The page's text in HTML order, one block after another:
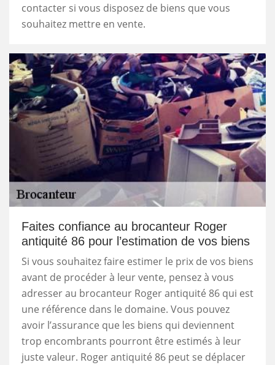
contacter si vous disposez de biens que vous
souhaitez mettre en vente.
Faites confiance au brocanteur Roger
antiquité 86 pour l’estimation de vos biens
Si vous souhaitez faire estimer le prix de vos biens
avant de procéder à leur vente, pensez à vous
adresser au brocanteur Roger antiquité 86 qui est
une référence dans le domaine. Vous pouvez
avoir l’assurance que les biens qui deviennent
trop encombrants pourront être estimés à leur
juste valeur. Roger antiquité 86 peut se déplacer